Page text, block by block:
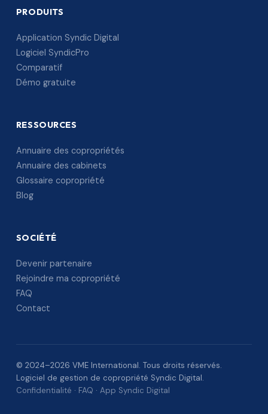
PRODUITS
Application Syndic Digital
Logiciel SyndicPro
Comparatif
Démo gratuite
RESSOURCES
Annuaire des copropriétés
Annuaire des cabinets
Glossaire copropriété
Blog
SOCIÉTÉ
Devenir partenaire
Rejoindre ma copropriété
FAQ
Contact
© 2024–2026 VME International. Tous droits réservés.
Logiciel de gestion de copropriété Syndic Digital.
Confidentialité · FAQ · App Syndic Digital